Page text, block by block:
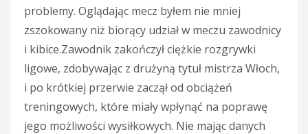
problemy. Oglądając mecz byłem nie mniej
zszokowany niż biorący udział w meczu zawodnicy
i kibice.Zawodnik zakończył ciężkie rozgrywki
ligowe, zdobywając z drużyną tytuł mistrza Włoch,
i po krótkiej przerwie zaczął od obciążeń
treningowych, które miały wpłynąć na poprawę
jego możliwości wysiłkowych. Nie mając danych